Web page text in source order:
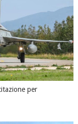
per